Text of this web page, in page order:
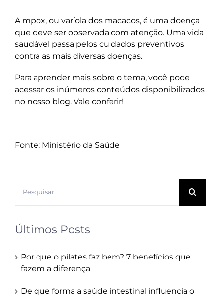
A mpox, ou varíola dos macacos, é uma doença
que deve ser observada com atenção. Uma vida
saudável passa pelos cuidados preventivos
contra as mais diversas doenças.
Para aprender mais sobre o tema, você pode
acessar os inúmeros conteúdos disponibilizados
no nosso blog. Vale conferir!
Fonte: Ministério da Saúde
resultados
Últimos Posts
Por que o pilates faz bem? 7 benefícios que
fazem a diferença
De que forma a saúde intestinal influencia o